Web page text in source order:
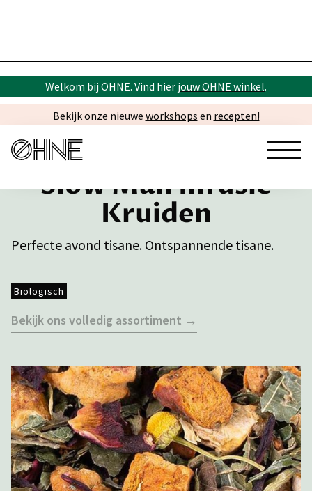
Welkom bij OHNE. Vind hier jouw OHNE winkel.
Bekijk onze nieuwe workshops en recepten!
Slow Man Infusie
Kruiden
Perfecte avond tisane. Ontspannende tisane.
Biologisch
Bekijk ons volledig assortiment →